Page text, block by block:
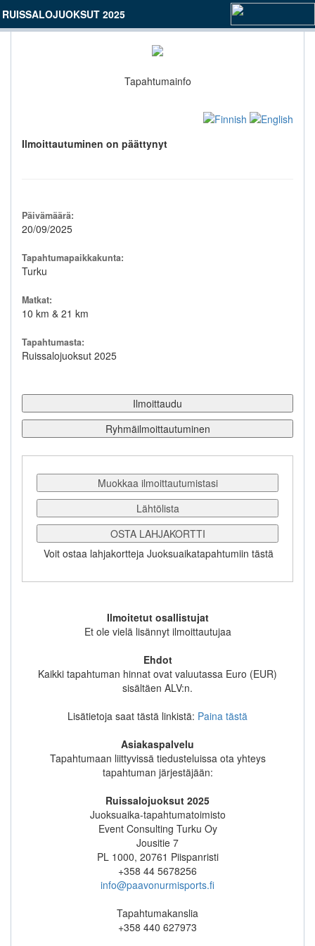
RUISSALOJUOKSUT 2025
Tapahtumainfo
Ilmoittautuminen on päättynyt
Päivämäärä:
20/09/2025
Tapahtumapaikkakunta:
Turku
Matkat:
10 km & 21 km
Tapahtumasta:
Ruissalojuoksut 2025
Ilmoittaudu
Ryhmäilmoittautuminen
Muokkaa ilmoittautumistasi
Lähtölista
OSTA LAHJAKORTTI
Voit ostaa lahjakortteja Juoksuaikatapahtumiin tästä
Ilmoitetut osallistujat
Et ole vielä lisännyt ilmoittautujaa
Ehdot
Kaikki tapahtuman hinnat ovat valuutassa Euro (EUR)
sisältäen ALV:n.
Lisätietoja saat tästä linkistä: Paina tästä
Asiakaspalvelu
Tapahtumaan liittyvissä tiedusteluissa ota yhteys
tapahtuman järjestäjään:
Ruissalojuoksut 2025
Juoksuaika-tapahtumatoimisto
Event Consulting Turku Oy
Jousitie 7
PL 1000, 20761 Piispanristi
+358 44 5678256
info@paavonurmisports.fi
Tapahtumakanslia
+358 440 627973